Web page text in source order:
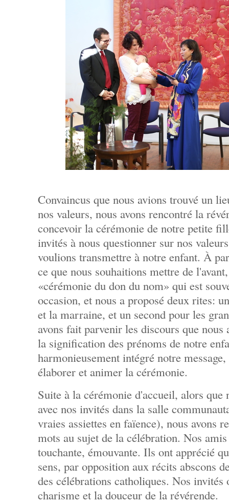
Convaincus que nous avions trouvé un
nos valeurs, nous avons rencontré la
concevoir la cérémonie de notre petite
invités à nous questionner sur nos
voulions transmettre à notre enfant. À
ce que nous souhaitions mettre de
«cérémonie du don du nom» qui est
occasion, et nous a proposé deux rites:
et la marraine, et un second pour les
avons fait parvenir les discours que nous
la signification des prénoms de notre
harmonieusement intégré notre
élaborer et animer la cérémonie.
Suite à la cérémonie d'accueil, alors que
avec nos invités dans la salle
vraies assiettes en faïence), nous avons
mots au sujet de la célébration. Nos
touchante, émouvante. Ils ont apprécié
sens, par opposition aux récits abscons
des célébrations catholiques. Nos invités
charisme et la douceur de la révérende.